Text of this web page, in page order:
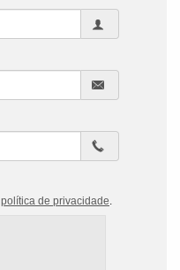
política de privacidade